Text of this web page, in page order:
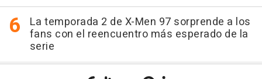
La temporada 2 de X-Men 97 sorprende a los
fans con el reencuentro más esperado de la
serie